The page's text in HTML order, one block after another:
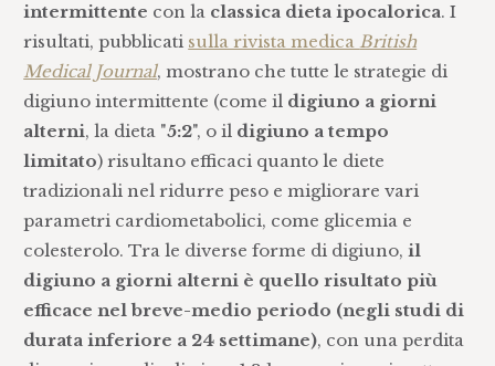
intermittente con la classica dieta ipocalorica. I
risultati, pubblicati sulla rivista medicaBritish
Medical Journal, mostrano che tutte le strategie di
digiuno intermittente (come il digiuno a giorni
alterni, la dieta "5:2", o il digiuno a tempo
limitato) risultano efficaci quanto le diete
tradizionali nel ridurre peso e migliorare vari
parametri cardiometabolici, come glicemia e
colesterolo. Tra le diverse forme di digiuno,il
digiuno a giorni alterni è quello risultato più
efficace nel breve-medio periodo (negli studi di
durata inferiore a 24 settimane), con una perdita